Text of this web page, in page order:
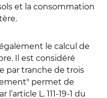
et la consommation
le calcul de
Il est considéré
par tranche de trois
permet de
L. 111-19-1 du